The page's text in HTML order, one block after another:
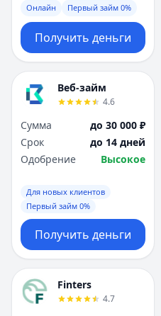
Онлайн Первый займ 0%
Получить деньги
Веб-займ
4.6
Сумма
до 30 000 ₽
Срок
до 14 дней
Одобрение
Высокое
Для новых клиентов
Первый займ 0%
Получить деньги
Finters
4.7